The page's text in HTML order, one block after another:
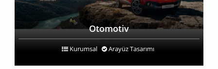
Otomotiv
Kurumsal Arayüz Tasarımı